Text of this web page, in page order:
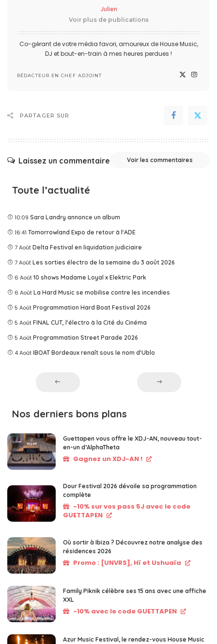
Julien
Voir plus de publications
Co-gérant de votre média favori, amoureux de House Music,
DJ et bout-en-train à mes heures perdues !
RÉDACTEUR EN CHEF ADJOINT
PARTAGER SUR
Laissez un commentaire Voir les commentaires
Toute l’actualité
10:09 Sara Landry annonce un album
16:41 Tomorrowland Expo de retour à l'ADE
7 Août Delta Festival en liquidation judiciaire
7 Août Les sorties électro de la semaine du 3 août 2026
6 Août 10 shows Madame Loyal x Elektric Park
6 Août La Hard Music se mobilise contre les incendies
5 Août Programmation Hard Boat Festival 2026
5 Août FINAL CUT, l'électro à la Cité du Cinéma
5 Août Programmation Street Parade 2026
4 Août IBOAT Bordeaux renaît sous le nom d'Ublo
Nos derniers bons plans
Guettapen vous offre le XDJ-AN, nouveau tout-
en-un d’AlphaTheta
Gagnez un XDJ-AN !
Dour Festival 2026 dévoile sa programmation
complète
-10% sur vos pass 5J avec le code
GUETTAPEN
Où sortir à Ibiza ? Découvrez notre analyse des
résidences 2026
Promo : [UNVRS], Hï et Ushuaïa
Family Piknik célèbre ses 15 ans avec une affiche
XXL
-10% avec le code GUETTAPEN
Azur Music Festival, le rendez-vous House Music